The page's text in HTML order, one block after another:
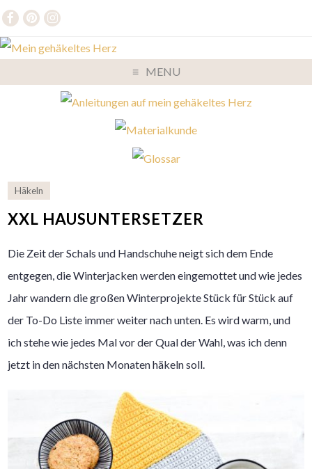
MENU
Häkeln
XXL HAUSUNTERSETZER
Die Zeit der Schals und Handschuhe neigt sich dem Ende
entgegen, die Winterjacken werden eingemottet und wie jedes
Jahr wandern die großen Winterprojekte Stück für Stück auf
der To-Do Liste immer weiter nach unten. Es wird warm, und
ich stehe wie jedes Mal vor der Qual der Wahl, was ich denn
jetzt in den nächsten Monaten häkeln soll.